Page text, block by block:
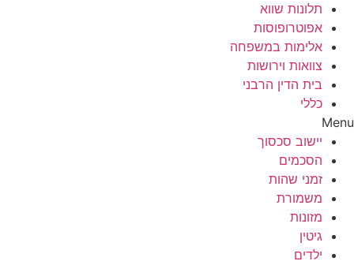
תלונות שווא
אפוטרופוסות
אלימות במשפחה
צוואות וירושות
בית הדין הרבני
כללי
Menu
יישוב סכסוך
הסכמים
זמני שהות
משמורת
מזונות
גיטין
ילדים